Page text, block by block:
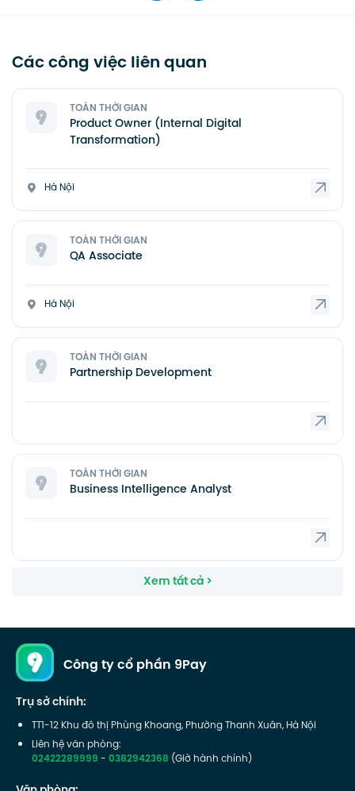
Các công việc liên quan
TOÀN THỜI GIAN
Product Owner (Internal Digital
Transformation)
Hà Nội
TOÀN THỜI GIAN
QA Associate
Hà Nội
TOÀN THỜI GIAN
Partnership Development
TOÀN THỜI GIAN
Business Intelligence Analyst
Xem tất cả >
Công ty cổ phần 9Pay
Trụ sở chính:
TT1-12 Khu đô thị Phùng Khoang, Phường Thanh Xuân, Hà Nội
Liên hệ văn phòng:
02422289999-0382942368 (Giờ hành chính)